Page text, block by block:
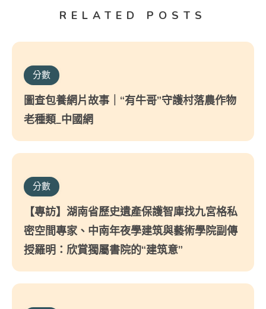
RELATED POSTS
分數
圖查包養網片故事｜“有牛哥”守護村落農作物
老種類_中國網
分數
【專訪】湖南省歷史遺產保護智庫找九宮格私
密空間專家、中南年夜學建筑與藝術學院副傳
授羅明：欣賞獨屬書院的“建筑意”